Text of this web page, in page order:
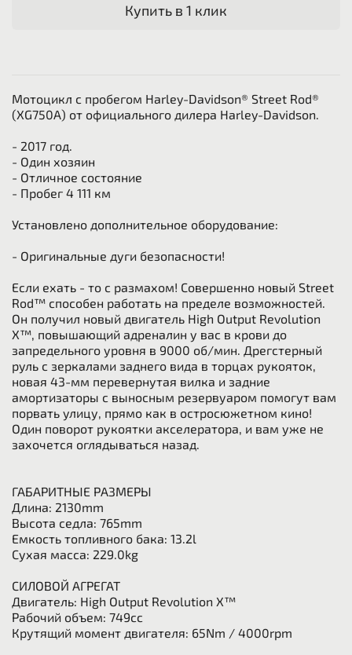
Купить в 1 клик
Мотоцикл с пробегом Harley-Davidson® Street Rod®
(XG750A) от официального дилера Harley-Davidson.
- 2017 год.
- Один хозяин
- Отличное состояние
- Пробег 4 111 км
Установлено дополнительное оборудование:
- Оригинальные дуги безопасности!
Если ехать - то с размахом! Совершенно новый Street
Rod™ способен работать на пределе возможностей.
Он получил новый двигатель High Output Revolution
X™, повышающий адреналин у вас в крови до
запредельного уровня в 9000 об/мин. Дрегстерный
руль с зеркалами заднего вида в торцах рукояток,
новая 43-мм перевернутая вилка и задние
амортизаторы с выносным резервуаром помогут вам
порвать улицу, прямо как в остросюжетном кино!
Один поворот рукоятки акселератора, и вам уже не
захочется оглядываться назад.
ГАБАРИТНЫЕ РАЗМЕРЫ
Длина: 2130mm
Высота седла: 765mm
Емкость топливного бака: 13.2l
Сухая масса: 229.0kg
СИЛОВОЙ АГРЕГАТ
Двигатель: High Output Revolution X™
Рабочий объем: 749cc
Крутящий момент двигателя: 65Nm / 4000rpm